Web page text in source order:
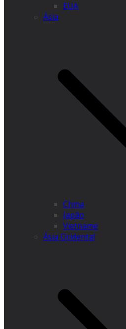
EUA
Ásia
China
Japão
Vietname
Ásia Ocidental